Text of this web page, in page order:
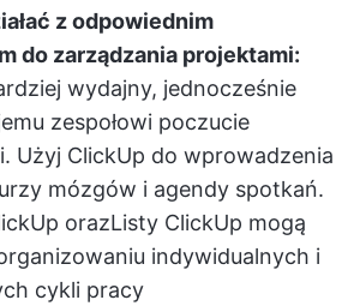
z odpowiednim
do zarządzania projektami:
wydajny, jednocześnie
zespołowi poczucie
Użyj ClickUp do wprowadzenia
mózgów i agendy spotkań.
orazListy ClickUp mogą
indywidualnych i
cykli pracy